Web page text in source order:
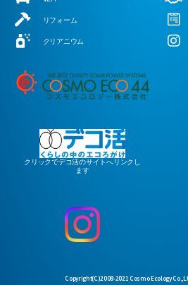
リフォーム
クリアニウム
クリックでデコ活のサイトへリンクし
ます
Copyright(C)2008-2021 Cosmo Ecology